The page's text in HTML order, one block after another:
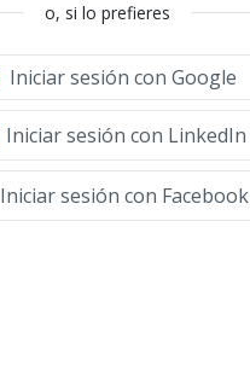
o, si lo prefieres
Iniciar sesión con Google
Iniciar sesión con LinkedIn
Iniciar sesión con Facebook